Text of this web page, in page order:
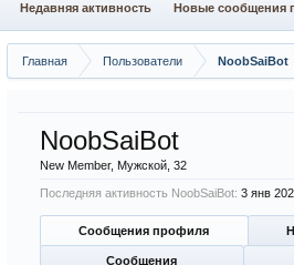
Главная Пользователи NoobSaiBot
NoobSaiBot
New Member, Мужской, 32
Последняя активность NoobSaiBot: 3 янв
Сообщения профиля
Сообщения
Недавняя активность Новые сообщения